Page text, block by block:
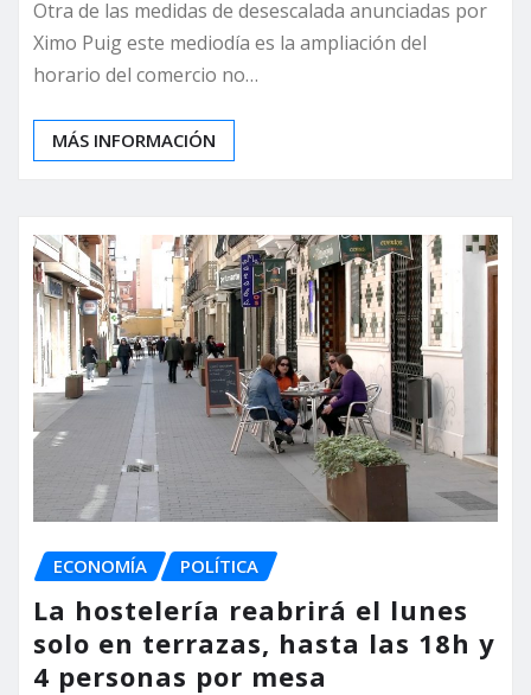
Otra de las medidas de desescalada anunciadas por
Ximo Puig este mediodía es la ampliación del
horario del comercio no…
MÁS INFORMACIÓN
ECONOMÍA POLÍTICA
La hostelería reabrirá el lunes
solo en terrazas, hasta las 18h y
4 personas por mesa